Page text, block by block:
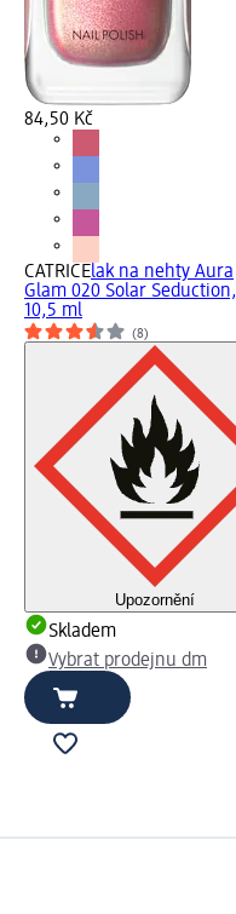
84,50 Kč
CATRICElak na nehty Aura
Glam 020 Solar Seduction,
10,5 ml
(8)
Upozornění
Skladem
Vybrat prodejnu dm